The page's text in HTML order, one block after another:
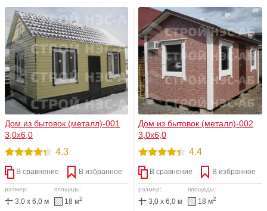
неё небольшую, гостиную или
детскую, на втором спальню. Но
самое главное и важное условие -
это то, что занимаемая земельная
площадь минимальна.
одновременно яркий, сочный,
стильный, импозатный и
современный вид. Как не крути, а
деревенским такой домик точно не
назовёшь.
Дом из бытовок (металл)-001
3,0х6,0
4.3
В сравнение В избранное
размер:
3,0 x 6,0 м
площадь:
18 м2
Дом из бытовок (металл)-002
3,0х6,0
4.4
В сравнение В избранное
размер:
3,0 x 6,0 м
площадь:
18 м2